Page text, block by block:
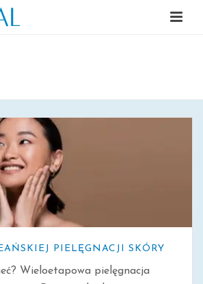
PIELĘGNACJI SKÓRY
Wieloetapowa pielęgnacja